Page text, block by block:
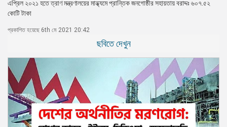
এপ্রিল ২০২১ হতে ত্রাণ মন্ত্রণালয়ের মান্ধ্যমে প্রান্তিক জনগোষ্ঠীর সহায়তায় বরাদ্দঃ ৬০৭.৫২
কোটি টাকা
প্রকাশিত হয়েছে 6th মে 2021 20:42
ছবিতে দেখুন